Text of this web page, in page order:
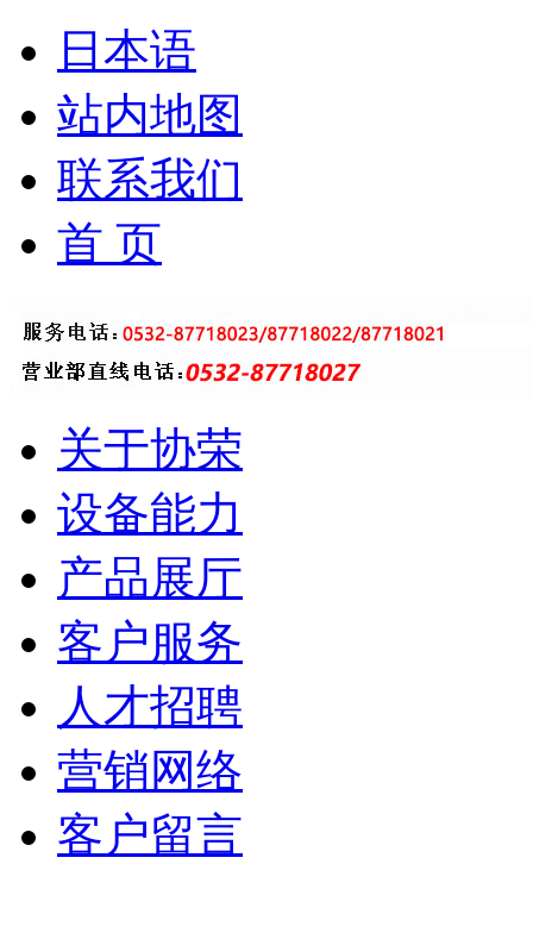
日本语
站内地图
联系我们
首 页
关于协荣
设备能力
产品展厅
客户服务
人才招聘
营销网络
客户留言